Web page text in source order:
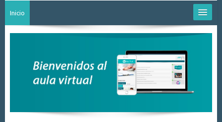
Inicio